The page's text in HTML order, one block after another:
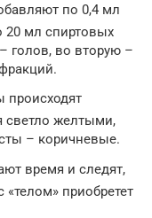
по 0,4 мл
20 мл спиртовых
голов, во вторую –
происходят
светло желтыми,
– коричневые.
время и следят,
«телом» приобретет